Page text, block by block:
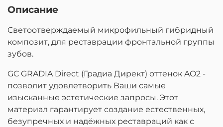
Описание
Cветоотверждаемый микрофильный гибридный
композит, для реставрации фронтальной группы
зубов.
GC GRADIA Direct (Градиа Директ) оттенок AO2 -
позволит удовлетворить Ваши самые
изысканные эстетические запросы. Этот
материал гарантирует создание естественных,
безупречных и надёжных реставраций как с